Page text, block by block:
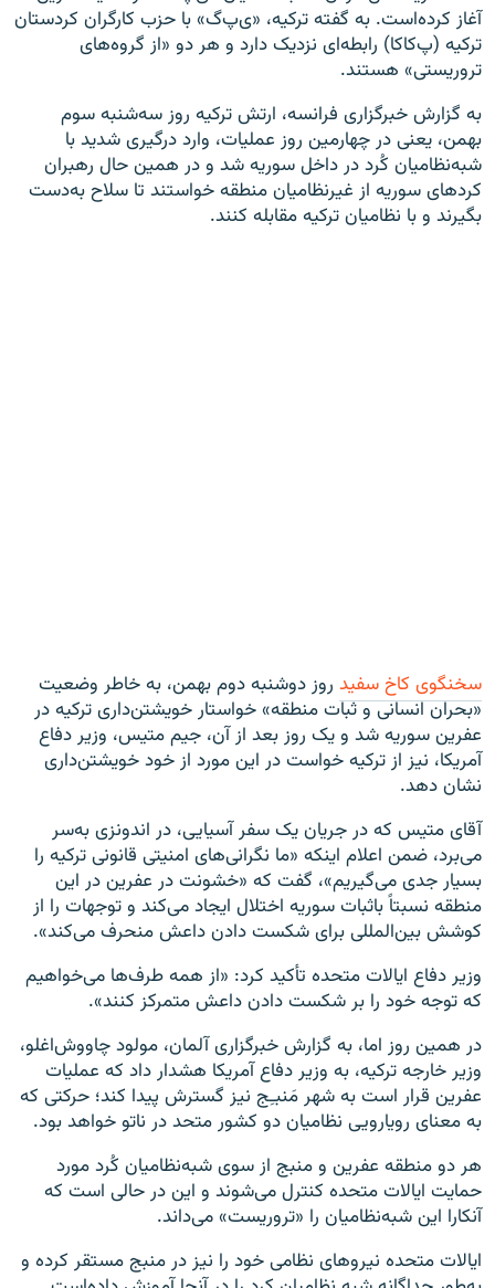
آغاز کرده‌است. به گفته ترکیه، «ی‌پ‌گ» با حزب کارگران کردستان
ترکیه (پ‌کاکا) رابطه‌ای نزدیک دارد و هر دو «از گروه‌های
تروریستی» هستند.
به گزارش خبرگزاری فرانسه، ارتش ترکیه روز سه‌شنبه سوم
بهمن، یعنی در چهارمین روز عملیات، وارد درگیری شدید با
شبه‌نظامیان کُرد در داخل سوریه شد و در همین حال رهبران
کردهای سوریه از غیرنظامیان منطقه خواستند تا سلاح به‌دست
بگیرند و با نظامیان ترکیه مقابله کنند.
سخنگوی کاخ سفید روز دوشنبه دوم بهمن، به خاطر وضعیت
«بحران انسانی و ثبات منطقه» خواستار خویشتن‌داری ترکیه در
عفرین سوریه شد و یک روز بعد از آن، جیم متیس، وزیر دفاع
آمریکا، نیز از ترکیه خواست در این مورد از خود خویشتن‌داری
نشان دهد.
آقای متیس که در جریان یک سفر آسیایی، در اندونزی به‌سر
می‌برد، ضمن اعلام اینکه «ما نگرانی‌های امنیتی قانونی ترکیه را
بسیار جدی می‌گیریم»، گفت که «خشونت در عفرین در این
منطقه نسبتاً باثبات سوریه اختلال ایجاد می‌کند و توجهات را از
کوشش بین‌المللی برای شکست دادن داعش منحرف می‌کند».
وزیر دفاع ایالات متحده تأکید کرد: «از همه طرف‌ها می‌خواهیم
که توجه خود را بر شکست دادن داعش متمرکز کنند».
در همین روز اما، به گزارش خبرگزاری آلمان، مولود چاووش‌اغلو،
وزیر خارجه ترکیه، به وزیر دفاع آمریکا هشدار داد که عملیات
عفرین قرار است به شهر مَنبـِج نیز گسترش پیدا کند؛ حرکتی که
به معنای رویارویی نظامیان دو کشور متحد در ناتو خواهد بود.
هر دو منطقه عفرین و منبج از سوی شبه‌نظامیان کُرد مورد
حمایت ایالات متحده کنترل می‌شوند و این در حالی است که
آنکارا این شبه‌نظامیان را «تروریست» می‌داند.
ایالات متحده نیروهای نظامی خود را نیز در منبج مستقر کرده‌ و